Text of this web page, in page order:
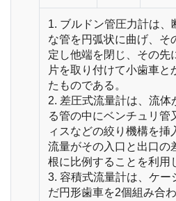
1. ブルドン管圧力計は、
な管を円弧状に曲げ、そ
定し他端を閉じ、その先
片を取り付けて小歯車と
たものである。
2. 差圧式流量計は、流体
る管の中にベンチュリ管
ィスなどの絞り機構を挿
流量がその入口と出口の
根に比例することを利用
3. 容積式流量計は、ケー
だ円形歯車を2個組み合